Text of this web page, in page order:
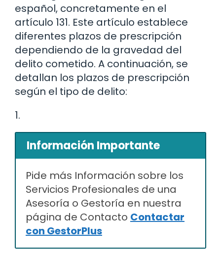
español, concretamente en el
artículo 131. Este artículo establece
diferentes plazos de prescripción
dependiendo de la gravedad del
delito cometido. A continuación, se
detallan los plazos de prescripción
según el tipo de delito:
1.
Información Importante
Pide más Información sobre los
Servicios Profesionales de una
Asesoría o Gestoría en nuestra
página de Contacto Contactar
con GestorPlus